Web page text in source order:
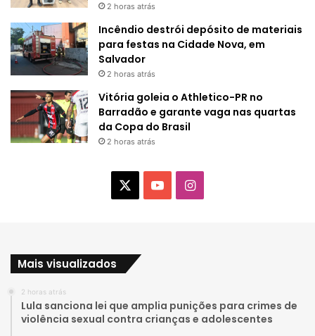
2 horas atrás
Incêndio destrói depósito de materiais
para festas na Cidade Nova, em
Salvador
2 horas atrás
Vitória goleia o Athletico-PR no
Barradão e garante vaga nas quartas
da Copa do Brasil
2 horas atrás
b
I
g
Mais visualizados
2 horas atrás
Lula sanciona lei que amplia punições para crimes de
violência sexual contra crianças e adolescentes